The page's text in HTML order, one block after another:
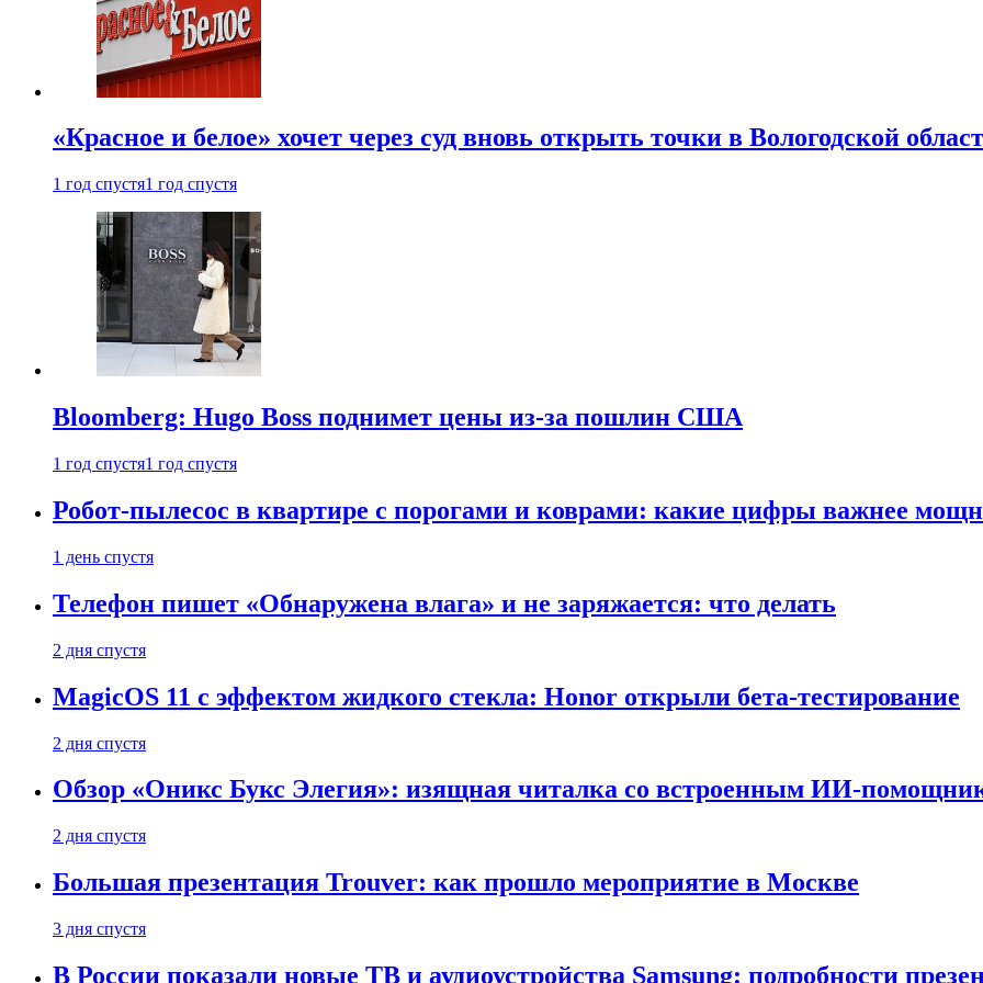
«Красное и белое» хочет через суд вновь открыть точки в Вологодской
1 год спустя1 год спустя
Bloomberg: Hugo Boss поднимет цены из-за пошлин США
1 год спустя1 год спустя
Робот-пылесос в квартире с порогами и коврами: какие цифры важнее
1 день спустя
Телефон пишет «Обнаружена влага» и не заряжается: что делать
2 дня спустя
MagicOS 11 с эффектом жидкого стекла: Honor открыли бета-тестирование
2 дня спустя
Обзор «Оникс Букс Элегия»: изящная читалка со встроенным ИИ-
2 дня спустя
Большая презентация Trouver: как прошло мероприятие в Москве
3 дня спустя
В России показали новые ТВ и аудиоустройства Samsung: подробности